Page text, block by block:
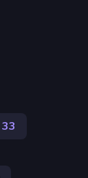
33